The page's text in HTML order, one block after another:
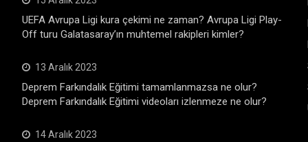
UEFA Avrupa Ligi kura çekimi ne zaman? Avrupa Ligi Play-
Off turu Galatasaray’ın muhtemel rakipleri kimler?
13 Aralık 2023
Deprem Farkındalık Eğitimi tamamlanmazsa ne olur?
Deprem Farkındalık Eğitimi videoları izlenmeze ne olur?
14 Aralık 2023